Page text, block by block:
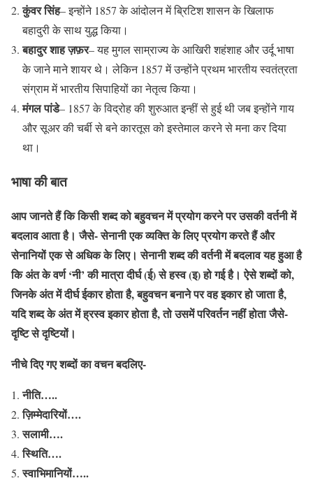
कुंवर सिंह– इन्होंने 1857 के आंदोलन में ब्रिटिश शासन के खिलाफ
बहादुरी के साथ युद्ध किया।
बहादुर शाह ज़फ़र– यह मुगल साम्राज्य के आखिरी शहंशाह और उर्दू भाषा
के जाने माने शायर थे। लेकिन 1857 में उन्होंने प्रथम भारतीय स्वतंत्रता
संग्राम में भारतीय सिपाहियों का नेतृत्व किया।
मंगल पांडे– 1857 के विद्रोह की शुरुआत इन्हीं से हुई थी जब इन्होंने गाय
और सूअर की चर्बी से बने कारतूस को इस्तेमाल करने से मना कर दिया
था।
भाषा की बात
आप जानते हैं कि किसी शब्द को बहुवचन में प्रयोग करने पर उसकी वर्तनी में
बदलाव आता है। जैसे- सेनानी एक व्यक्ति के लिए प्रयोग करते हैं और
सेनानियों एक से अधिक के लिए। सेनानी शब्द की वर्तनी में बदलाव यह हुआ है
कि अंत के वर्ण ‘नी’ की मात्रा दीर्घ (ई) से हस्व (इ) हो गई है। ऐसे शब्दों को,
जिनके अंत में दीर्घ ईकार होता है, बहुवचन बनाने पर वह इकार हो जाता है,
यदि शब्द के अंत में ह्रस्व इकार होता है, तो उसमें परिवर्तन नहीं होता जैसे-
दृष्टि से दृष्टियों।
नीचे दिए गए शब्दों का वचन बदलिए-
नीति…..
ज़िम्मेदारियों….
सलामी….
स्थिति….
स्वाभिमानियों…..